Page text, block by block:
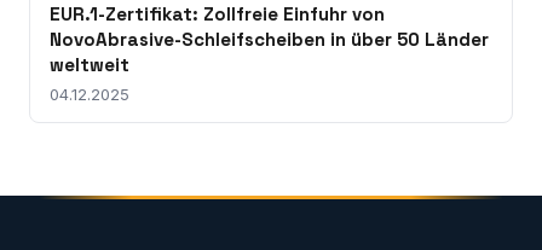
EUR.1-Zertifikat: Zollfreie Einfuhr von
NovoAbrasive-Schleifscheiben in über 50 Länder
weltweit
04.12.2025